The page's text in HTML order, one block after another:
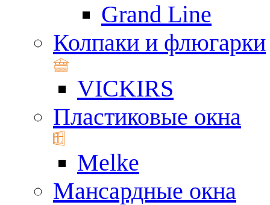
Grand Line
Колпаки и флюгарки
VICKIRS
Пластиковые окна
Melke
Мансардные окна